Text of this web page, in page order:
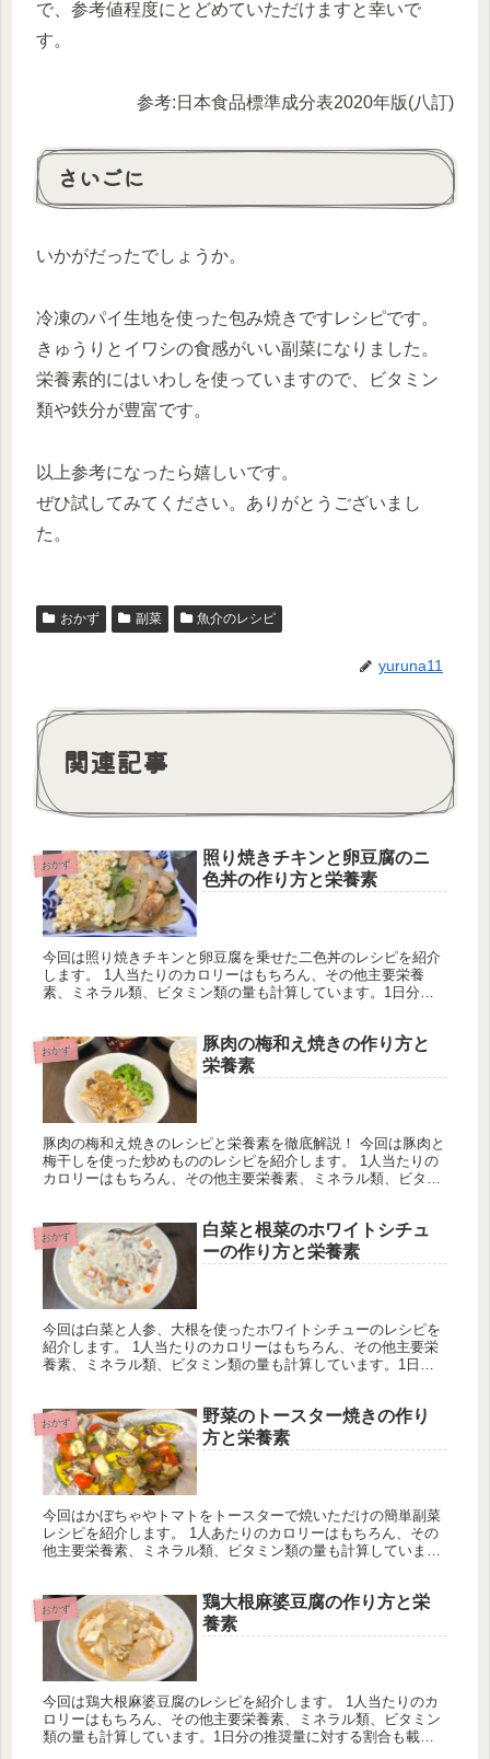
で、参考値程度にとどめていただけますと幸いで
す。
参考:日本食品標準成分表2020年版(八訂)
さいごに
いかがだったでしょうか。
冷凍のパイ生地を使った包み焼きですレシピです。
きゅうりとイワシの食感がいい副菜になりました。
栄養素的にはいわしを使っていますので、ビタミン
類や鉄分が豊富です。
以上参考になったら嬉しいです。
ぜひ試してみてください。ありがとうございまし
た。
おかず 副菜 魚介のレシピ
yuruna11
関連記事
おかず
照り焼きチキンと卵豆腐のニ
色丼の作り方と栄養素
今回は照り焼きチキンと卵豆腐を乗せた二色丼のレシピを紹介
します。 1人当たりのカロリーはもちろん、その他主要栄養
素、ミネラル類、ビタミン類の量も計算しています。1日分の
おかず
豚肉の梅和え焼きの作り方と
栄養素
豚肉の梅和え焼きのレシピと栄養素を徹底解説！ 今回は豚肉と
梅干しを使った炒めもののレシピを紹介します。 1人当たりの
カロリーはもちろん、その他主要栄養素、ミネラル類、ビタミ
おかず
白菜と根菜のホワイトシチュ
ーの作り方と栄養素
今回は白菜と人参、大根を使ったホワイトシチューのレシピを
紹介します。 1人当たりのカロリーはもちろん、その他主要栄
養素、ミネラル類、ビタミン類の量も計算しています。1日分
おかず
野菜のトースター焼きの作り
方と栄養素
今回はかぼちゃやトマトをトースターで焼いただけの簡単副菜
レシピを紹介します。 1人あたりのカロリーはもちろん、その
他主要栄養素、ミネラル類、ビタミン類の量も計算していま
おかず
鶏大根麻婆豆腐の作り方と栄
養素
今回は鶏大根麻婆豆腐のレシピを紹介します。 1人当たりのカ
ロリーはもちろん、その他主要栄養素、ミネラル類、ビタミン
類の量も計算しています。1日分の推奨量に対する割合も載せ